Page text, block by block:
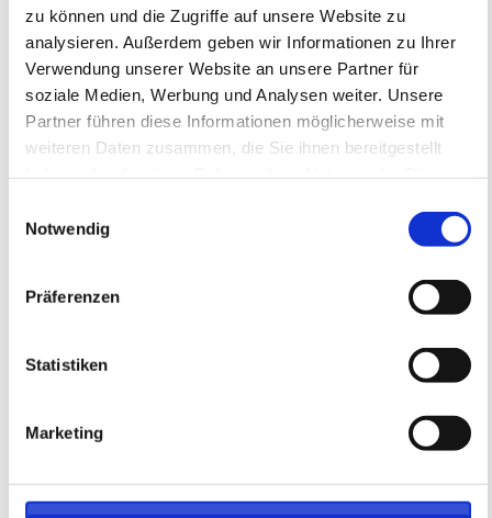
zu können und die Zugriffe auf unsere Website zu
analysieren. Außerdem geben wir Informationen zu Ihrer
Verwendung unserer Website an unsere Partner für
soziale Medien, Werbung und Analysen weiter. Unsere
Partner führen diese Informationen möglicherweise mit
weiteren Daten zusammen, die Sie ihnen bereitgestellt
Notwendig
Präferenzen
Statistiken
Marketing
Anmeldeschluss 28. September 2026, 09:30 Uhr
Anmelden 219,05 EUR
197,15 EUR
inkl. Ausstattung